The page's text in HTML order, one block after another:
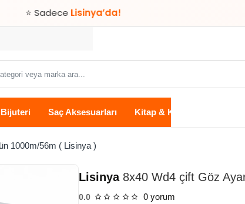
Lisinya’da!
Bijuteri Saç Aksesuarları Kitap & Kırtasiye
1000m/56m ( Lisinya )
Lisinya8x40 Wd4 çift Göz
0.0 0 yorum